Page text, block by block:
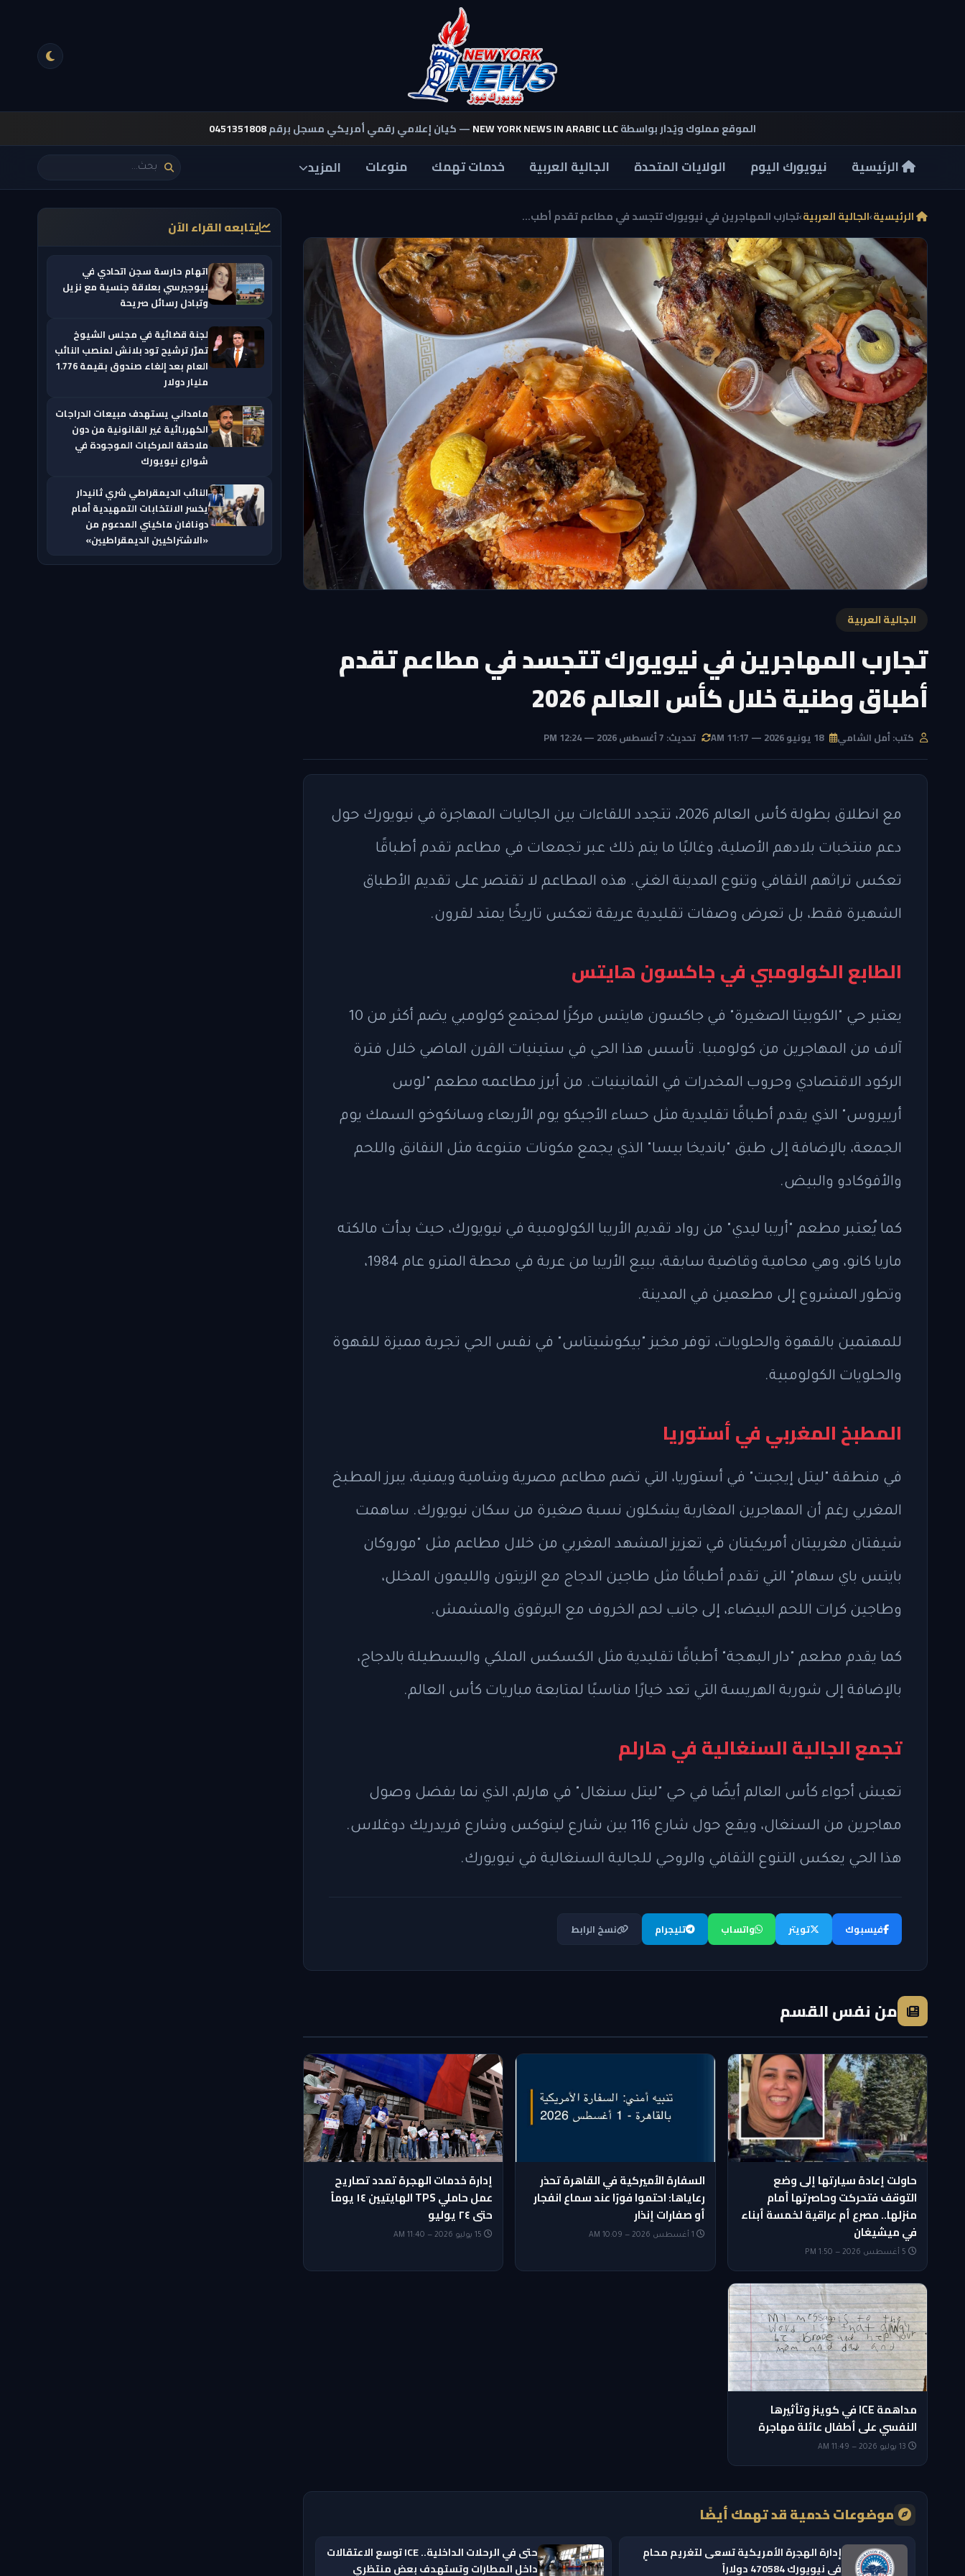
الموقع مملوك ويُدار بواسطةNEW YORK NEWS IN ARABIC LLC— كيان إعلامي رقمي أمريكي مسجل برقم0451351808
الرئيسية نيويورك اليوم الولايات المتحدة الجالية العربية خدمات تهمك منوعات المزيد
الرئيسية›الجالية العربية›تجارب المهاجرين في نيويورك تتجسد في مطاعم تقدم أطب...
الجالية العربية
تجارب المهاجرين في نيويورك تتجسد في مطاعم تقدم
أطباق وطنية خلال كأس العالم 2026
كتب: أمل الشامي 18 يونيو 2026 — 11:17 AM تحديث: 7 أغسطس 2026 — 12:24 PM
مع انطلاق بطولة كأس العالم 2026، تتجدد اللقاءات بين الجاليات المهاجرة في نيويورك حول
دعم منتخبات بلادهم الأصلية، وغالبًا ما يتم ذلك عبر تجمعات في مطاعم تقدم أطباقًا
تعكس تراثهم الثقافي وتنوع المدينة الغني. هذه المطاعم لا تقتصر على تقديم الأطباق
الشهيرة فقط، بل تعرض وصفات تقليدية عريقة تعكس تاريخًا يمتد لقرون.
الطابع الكولومبي في جاكسون هايتس
يعتبر حي "الكوبيتا الصغيرة" في جاكسون هايتس مركزًا لمجتمع كولومبي يضم أكثر من 10
آلاف من المهاجرين من كولومبيا. تأسس هذا الحي في ستينيات القرن الماضي خلال فترة
الركود الاقتصادي وحروب المخدرات في الثمانينيات. من أبرز مطاعمه مطعم "لوس
أرييروس" الذي يقدم أطباقًا تقليدية مثل حساء الأجيكو يوم الأربعاء وسانكوخو السمك يوم
الجمعة، بالإضافة إلى طبق "بانديخا بيسا" الذي يجمع مكونات متنوعة مثل النقانق واللحم
والأفوكادو والبيض.
كما يُعتبر مطعم "أريبا ليدي" من رواد تقديم الأريبا الكولومبية في نيويورك، حيث بدأت مالكته
ماريا كانو، وهي محامية وقاضية سابقة، ببيع الأريبا من عربة في محطة المترو عام 1984،
وتطور المشروع إلى مطعمين في المدينة.
للمهتمين بالقهوة والحلويات، توفر مخبز "بيكوشيتاس" في نفس الحي تجربة مميزة للقهوة
والحلويات الكولومبية.
المطبخ المغربي في أستوريا
في منطقة "ليتل إيجبت" في أستوريا، التي تضم مطاعم مصرية وشامية ويمنية، يبرز المطبخ
المغربي رغم أن المهاجرين المغاربة يشكلون نسبة صغيرة من سكان نيويورك. ساهمت
شيفتان مغربيتان أمريكيتان في تعزيز المشهد المغربي من خلال مطاعم مثل "موروكان
بايتس باي سهام" التي تقدم أطباقًا مثل طاجين الدجاج مع الزيتون والليمون المخلل،
وطاجين كرات اللحم البيضاء، إلى جانب لحم الخروف مع البرقوق والمشمش.
كما يقدم مطعم "دار البهجة" أطباقًا تقليدية مثل الكسكس الملكي والبسطيلة بالدجاج،
بالإضافة إلى شوربة الهريسة التي تعد خيارًا مناسبًا لمتابعة مباريات كأس العالم.
تجمع الجالية السنغالية في هارلم
تعيش أجواء كأس العالم أيضًا في حي "ليتل سنغال" في هارلم، الذي نما بفضل وصول
مهاجرين من السنغال، ويقع حول شارع 116 بين شارع لينوكس وشارع فريدريك دوغلاس.
هذا الحي يعكس التنوع الثقافي والروحي للجالية السنغالية في نيويورك.
فيسبوك تويتر واتساب تليجرام نسخ الرابط
من نفس القسم
حاولت إعادة سيارتها إلى وضع
التوقف فتحركت وحاصرتها أمام
منزلها.. مصرع أم عراقية لخمسة أبناء
في ميشيغان
السفارة الأميركية في القاهرة تحذر
رعاياها: احتموا فورًا عند سماع انفجار
أو صفارات إنذار
إدارة خدمات الهجرة تمدد تصاريح
عمل حاملي TPS الهايتيين ١٤ يوماً
حتى ٢٤ يوليو
15 يوليو 2026 — 11:40 AM
مداهمة ICE في كوينز وتأثيرها
النفسي على أطفال عائلة مهاجرة
موضوعات خدمية قد تهمك أيضًا
إدارة الهجرة الأمريكية تسعى لتغريم محامٍ
في نيويورك 470584 دولاراً
حتى في الرحلات الداخلية.. ICE توسع الاعتقالات
داخل المطارات وتستهدف بعض منتظري
يتابعه القراء الآن
اتهام حارسة سجن اتحادي في
نيوجيرسي بعلاقة جنسية مع نزيل
وتبادل رسائل صريحة
لجنة قضائية في مجلس الشيوخ
تمرّر ترشيح تود بلانش لمنصب النائب
العام بعد إلغاء صندوق بقيمة 1.776
مليار دولار
مامداني يستهدف مبيعات الدراجات
الكهربائية غير القانونية من دون
ملاحقة المركبات الموجودة في
شوارع نيويورك
النائب الديمقراطي شري ثانيدار
يخسر الانتخابات التمهيدية أمام
دونافان ماكيني المدعوم من
«الاشتراكيين الديمقراطيين»